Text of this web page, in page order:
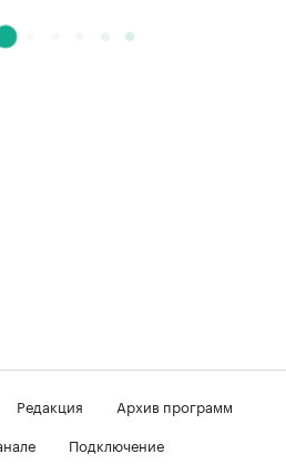
Редакция
Архив программ
Подключение